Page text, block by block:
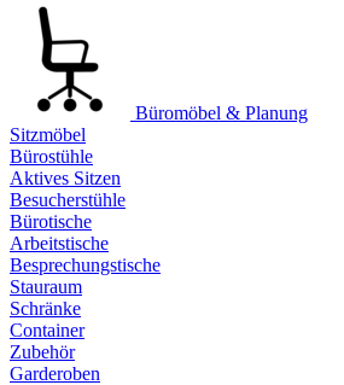
Büromöbel & Planung
Sitzmöbel
Bürostühle
Aktives Sitzen
Besucherstühle
Bürotische
Arbeitstische
Besprechungstische
Stauraum
Schränke
Container
Zubehör
Garderoben